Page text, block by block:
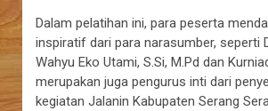
Dalam pelatihan ini, para peserta
inspiratif dari para narasumber, seperti
Wahyu Eko Utami, S.Si, M.Pd dan
merupakan juga pengurus inti dari
kegiatan Jalanin Kabupaten Serang